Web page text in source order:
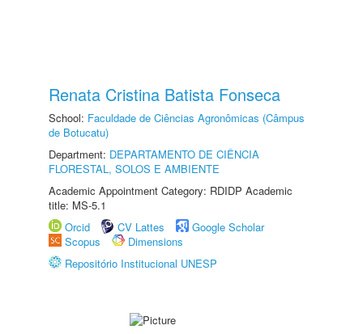
Renata Cristina Batista Fonseca
School: Faculdade de Ciências Agronômicas (Câmpus
de Botucatu)
Department: DEPARTAMENTO DE CIÊNCIA
FLORESTAL, SOLOS E AMBIENTE
Academic Appointment Category: RDIDP Academic
title: MS-5.1
Orcid
CV Lattes
Google Scholar
Scopus
Dimensions
Repositório Institucional UNESP